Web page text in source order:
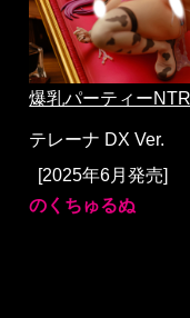
爆乳パーティーNTR
テレーナ DX Ver.
[2025年6月発売]
のくちゅるぬ